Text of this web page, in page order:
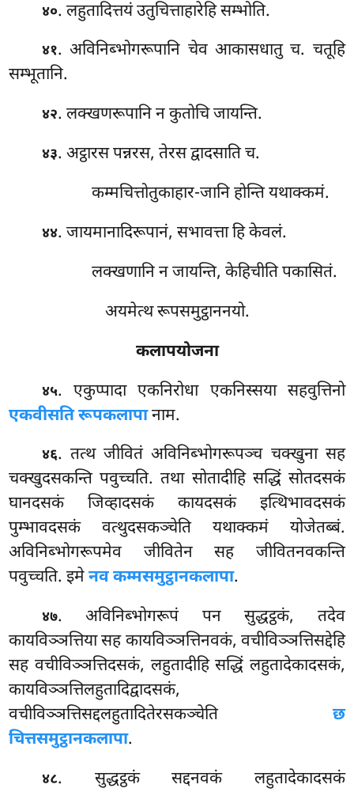
४०. लहुतादित्तयं उतुचित्ताहारेहि सम्भोति.
४१. अविनिब्भोगरूपानि चेव आकासधातु च. चतूहि
सम्भूतानि.
४२. लक्खणरूपानि न कुतोचि जायन्ति.
४३. अट्ठारस पन्नरस, तेरस द्वादसाति च.
कम्मचित्तोतुकाहार-जानि होन्ति यथाक्कमं.
४४. जायमानादिरूपानं, सभावत्ता हि केवलं.
लक्खणानि न जायन्ति, केहिचीति पकासितं.
अयमेत्थ रूपसमुट्ठाननयो.
कलापयोजना
४५. एकुप्पादाएकनिरोधा एकनिस्सया सहवुत्तिनो
एकवीसति रूपकलापानाम.
४६. तत्थ जीवितं अविनिब्भोगरूपञ्च चक्खुना सह
चक्खुदसकन्ति पवुच्चति. तथा सोतादीहि सद्धिं सोतदसकं
घानदसकं जिव्हादसकं कायदसकं इत्थिभावदसकं
पुम्भावदसकं वत्थुदसकञ्चेति यथाक्कमं योजेतब्बं.
अविनिब्भोगरूपमेव जीवितेन सह जीवितनवकन्ति
पवुच्चति. इमेनव कम्मसमुट्ठानकलापा.
४७. अविनिब्भोगरूपं पन सुद्धट्ठकं, तदेव
कायविञ्ञत्तिया सह कायविञ्ञत्तिनवकं, वचीविञ्ञत्तिसद्देहि
सह वचीविञ्ञत्तिदसकं, लहुतादीहि सद्धिं लहुतादेकादसकं,
कायविञ्ञत्तिलहुतादिद्वादसकं,
वचीविञ्ञत्तिसद्दलहुतादितेरसकञ्चेति छ
चित्तसमुट्ठानकलापा.
४८. सुद्धट्ठकं सद्दनवकं लहुतादेकादसकं